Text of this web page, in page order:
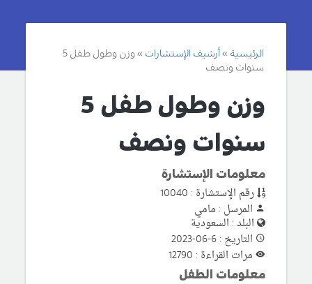
الرئيسية أرشيف الإستشارات
وزن وطول طفل 5
سنوات ونصف
وزن وطول طفل 5
سنوات ونصف
معلومات الإستشارة
رقم الإستشارة : 10040
المرسل : مامي
البلد : السعودية
التاريخ : 6-06-2023
مرات القراءة : 12790
معلومات الطفل